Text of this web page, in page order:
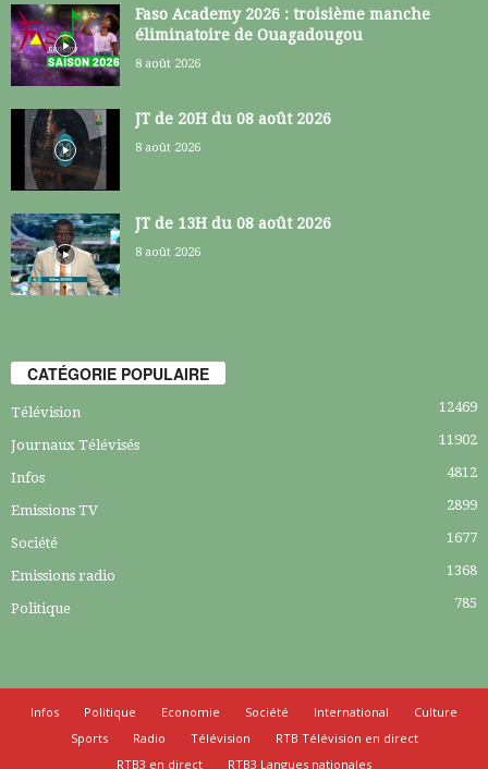
Faso Academy 2026 : troisième manche
éliminatoire de Ouagadougou
8 août 2026
JT de 20H du 08 août 2026
8 août 2026
JT de 13H du 08 août 2026
8 août 2026
CATÉGORIE POPULAIRE
Télévision 12469
Journaux Télévisés 11902
Infos 4812
Emissions TV 2899
Société 1677
Emissions radio 1368
Politique 785
Infos Politique Economie Société International
Culture
Sports
Radio Télévision
RTB Télévision en direct
RTB3 en direct
RTB3 Langues nationales